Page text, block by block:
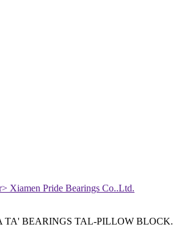
TA' BEARINGS TAL-PILLOW BLOCK.